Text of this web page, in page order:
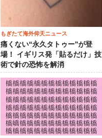
もぎたて海外仰天ニュース
痛くない“永久タトゥー”が登
場！ イギリス発「貼るだけ」技
術で針の恐怖を解消